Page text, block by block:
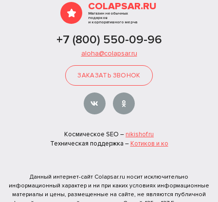
COLAPSAR.RU
Магазин необычных
подарков
и корпоративного мерча
+7 (800) 550-09-96
aloha@colapsar.ru
ЗАКАЗАТЬ ЗВОНОК
Космическое SEO – nikishof.ru
Техническая поддержка – Котиков и ко
Данный интернет-сайт Colapsar.ru носит исключительно
информационный характер и ни при каких условиях информационные
материалы и цены, размещенные на сайте, не являются публичной